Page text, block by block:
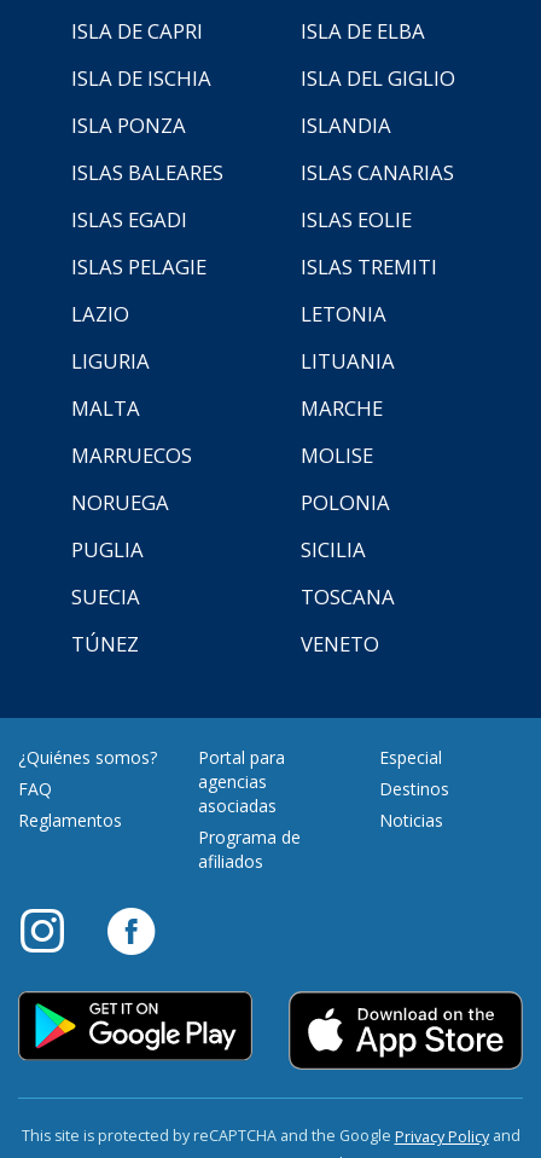
ISLA DE CAPRI
ISLA DE ELBA
ISLA DE ISCHIA
ISLA DEL GIGLIO
ISLA PONZA
ISLANDIA
ISLAS BALEARES
ISLAS CANARIAS
ISLAS EGADI
ISLAS EOLIE
ISLAS PELAGIE
ISLAS TREMITI
LAZIO
LETONIA
LIGURIA
LITUANIA
MALTA
MARCHE
MARRUECOS
MOLISE
NORUEGA
POLONIA
PUGLIA
SICILIA
SUECIA
TOSCANA
TÚNEZ
VENETO
¿Quiénes somos?
FAQ
Reglamentos
Portal para
agencias
asociadas
Programa de
afiliados
Especial
Destinos
Noticias
This site is protected by reCAPTCHA and the Google Privacy Policyand